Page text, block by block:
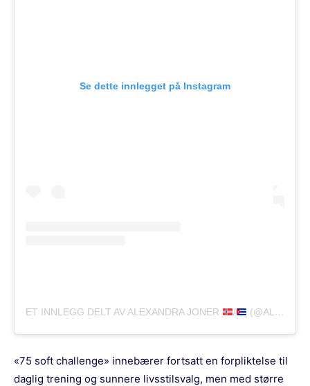
Se dette innlegget på Instagram
ET INNLEGG DELT AV ALEXANDRA JONER / (@ALEXANDRAJONER)
«75 soft challenge» innebærer fortsatt en forpliktelse til
daglig trening og sunnere livsstilsvalg, men med større